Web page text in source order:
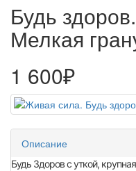
Будь
Мелкая
1 600₽
Описание
Будь Здоров с уткой,